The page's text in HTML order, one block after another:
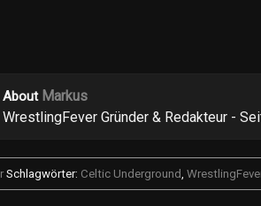
About Markus
WrestlingFever Gründer & Redakteur -
Schlagwörter: Celtic Underground